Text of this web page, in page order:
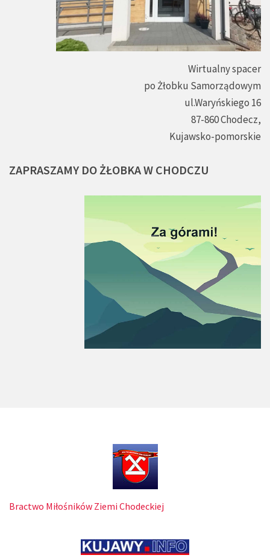
Wirtualny spacer
po Żłobku Samorządowym
ul.Waryńskiego 16
87-860 Chodecz,
Kujawsko-pomorskie
ZAPRASZAMY DO ŻŁOBKAW CHODCZU
Bractwo Miłośników Ziemi Chodeckiej